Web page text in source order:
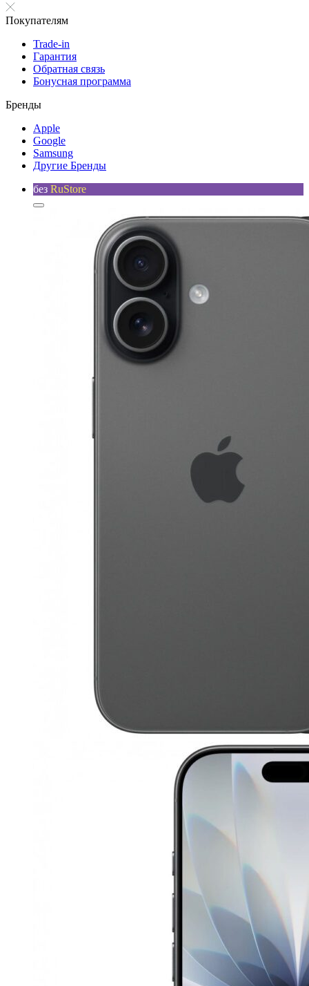
Покупателям
Trade-in
Гарантия
Обратная связь
Бонусная программа
Бренды
Apple
Google
Samsung
Другие Бренды
без RuStore